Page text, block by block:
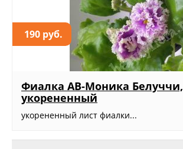
190 руб.
Фиалка АВ-Моника Белуччи,
укорененный
укорененный лист фиалки...